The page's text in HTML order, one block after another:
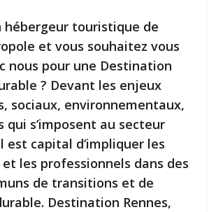
hébergeur touristique de
et vous souhaitez vous
nous pour une Destination
? Devant les enjeux
sociaux, environnementaux,
qui s’imposent au secteur
est capital d’impliquer les
les professionnels dans des
de transitions et de
Destination Rennes,